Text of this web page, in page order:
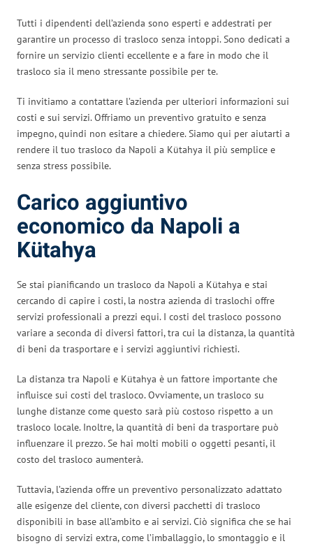
Tutti i dipendenti dell’azienda sono esperti e addestrati per
garantire un processo di trasloco senza intoppi. Sono dedicati a
fornire un servizio clienti eccellente e a fare in modo che il
trasloco sia il meno stressante possibile per te.
Ti invitiamo a contattare l’azienda per ulteriori informazioni sui
costi e sui servizi. Offriamo un preventivo gratuito e senza
impegno, quindi non esitare a chiedere. Siamo qui per aiutarti a
rendere il tuo trasloco da Napoli a Kütahya il più semplice e
senza stress possibile.
Carico aggiuntivo
economico da Napoli a
Kütahya
Se stai pianificando un trasloco da Napoli a Kütahya e stai
cercando di capire i costi, la nostra azienda di traslochi offre
servizi professionali a prezzi equi. I costi del trasloco possono
variare a seconda di diversi fattori, tra cui la distanza, la quantità
di beni da trasportare e i servizi aggiuntivi richiesti.
La distanza tra Napoli e Kütahya è un fattore importante che
influisce sui costi del trasloco. Ovviamente, un trasloco su
lunghe distanze come questo sarà più costoso rispetto a un
trasloco locale. Inoltre, la quantità di beni da trasportare può
influenzare il prezzo. Se hai molti mobili o oggetti pesanti, il
costo del trasloco aumenterà.
Tuttavia, l’azienda offre un preventivo personalizzato adattato
alle esigenze del cliente, con diversi pacchetti di trasloco
disponibili in base all’ambito e ai servizi. Ciò significa che se hai
bisogno di servizi extra, come l’imballaggio, lo smontaggio e il